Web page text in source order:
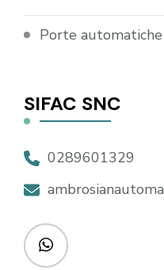
Porte automatiche
SIFAC SNC
0289601329